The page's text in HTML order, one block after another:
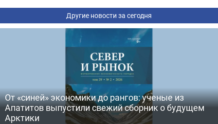
Другие новости за сегодня
От «синей» экономики до рангов: ученые из
Апатитов выпустили свежий сборник о будущем
Арктики